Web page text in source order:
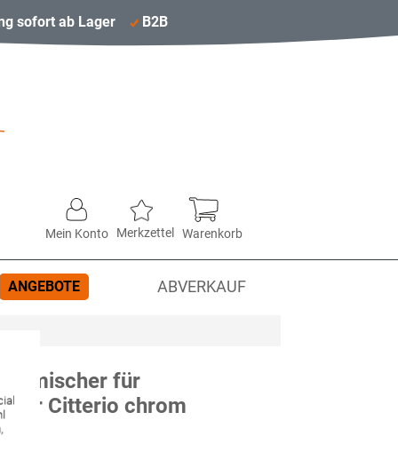
sofort ab Lager B2B
Mein Konto Merkzettel Warenkorb
ANGEBOTE ABVERKAUF
für
Citterio chrom